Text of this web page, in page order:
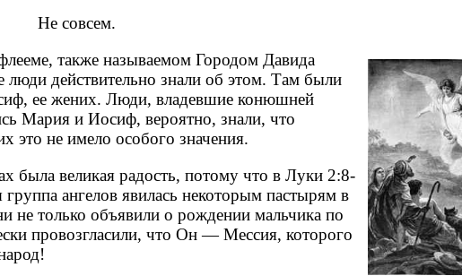
Не совсем.
также называемом Городом Давида
действительно знали об этом. Там были
ее жених. Люди, владевшие конюшней
Мария и Иосиф, вероятно, знали, что
это не имело особого значения.
была великая радость, потому что в Луки 2:8-
ангелов явилась некоторым пастырям в
не только объявили о рождении мальчика по
провозгласили, что Он — Мессия, которого